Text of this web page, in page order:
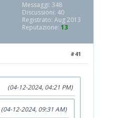
Messaggi: 348
Discussioni: 40
Registrato: Aug 2013
Reputazione: 13
#41
(04-12-2024, 04:21 PM)
(04-12-2024, 09:31 AM)